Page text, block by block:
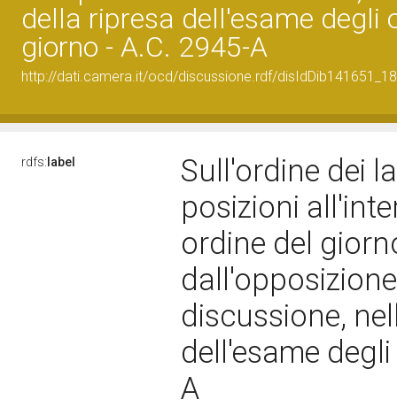
della ripresa dell'esame degli
giorno - A.C. 2945-A
http://dati.camera.it/ocd/discussione.rdf/disIdDib141651_18
rdfs: label
Sull'ordine dei
posizioni
ordine del
discussione,
dell'esame
A